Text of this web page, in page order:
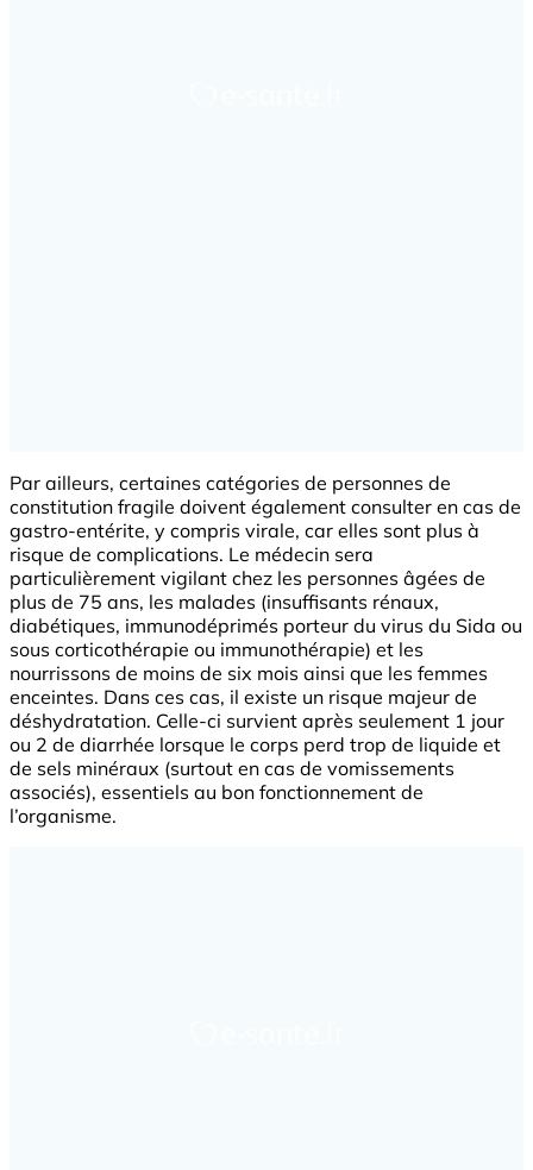
Par ailleurs, certaines catégories de personnes de
constitution fragile doivent également consulter en cas de
gastro-entérite, y compris virale, car elles sont plus à
risque de complications. Le médecin sera
particulièrement vigilant chez les personnes âgées de
plus de 75 ans, les malades (insuffisants rénaux,
diabétiques, immunodéprimés porteur du virus du Sida ou
sous corticothérapie ou immunothérapie) et les
nourrissons de moins de six mois ainsi que les femmes
enceintes. Dans ces cas, il existe un risque majeur de
déshydratation. Celle-ci survient après seulement 1 jour
ou 2 de diarrhée lorsque le corps perd trop de liquide et
de sels minéraux (surtout en cas de vomissements
associés), essentiels au bon fonctionnement de
l’organisme.